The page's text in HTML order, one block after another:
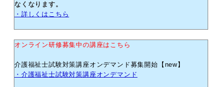
なくなります。
・詳しくはこちら
オンライン研修募集中の講座はこちら
介護福祉士試験対策講座オンデマンド募集開始【new】
・介護福祉士試験対策講座オンデマンド